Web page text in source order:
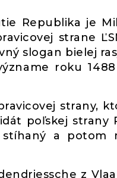
Republika je
strane
slogan bielej
roku 1488
strany,
poľskej strany
stíhaný a potom
z